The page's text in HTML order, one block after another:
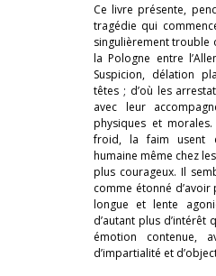
Ce livre présente,
tragédie qui
singulièrement trouble
la Pologne entre
Suspicion, délation
têtes ; d’où les
avec leur
physiques et
froid, la faim usent
humaine même chez
plus courageux. Il
comme étonné
longue et lente
d’autant plus d’intérêt
émotion contenue,
d’impartialité et